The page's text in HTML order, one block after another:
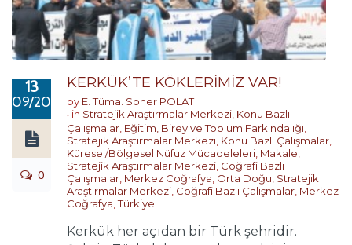
13
09/2017
0
KERKÜK’TE KÖKLERİMİZ VAR!
by E. Tüma. Soner POLAT
in Stratejik Araştırmalar Merkezi Konu Bazlı
Çalışmalar Eğitim, Birey ve Toplum Farkındalığı
Stratejik Araştırmalar Merkezi Konu Bazlı Çalışmalar
Küresel/Bölgesel Nüfuz Mücadeleleri Makale
Stratejik Araştırmalar Merkezi Coğrafi Bazlı
Çalışmalar Merkez Coğrafya Orta Doğu Stratejik
Araştırmalar Merkezi Coğrafi Bazlı Çalışmalar Merkez
Coğrafya ,Türkiye
Kerkük her açıdan bir Türk şehridir.